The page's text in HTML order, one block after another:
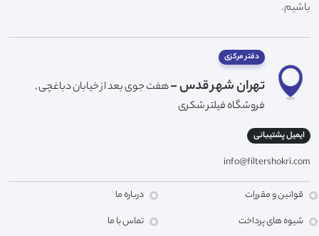
باشیم.
دفتر مرکزی
تهران شهر قدس -هفت جوی بعد از خیابان دباغچی ,
فروشگاه فیلتر شکری
ایمیل پشتیبانی
info@filtershokri.com
قوانین و مقررات
شیوه های پرداخت
درباره ما
تماس با ما